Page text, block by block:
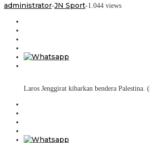
administrator-JN Sport-1.044 views
Laros Jenggirat kibarkan bendera Palestina.